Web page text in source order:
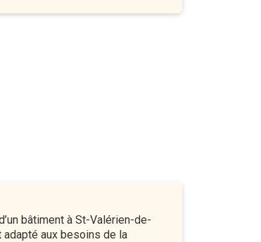
bâtiment à St-Valérien-de-
aux besoins de la